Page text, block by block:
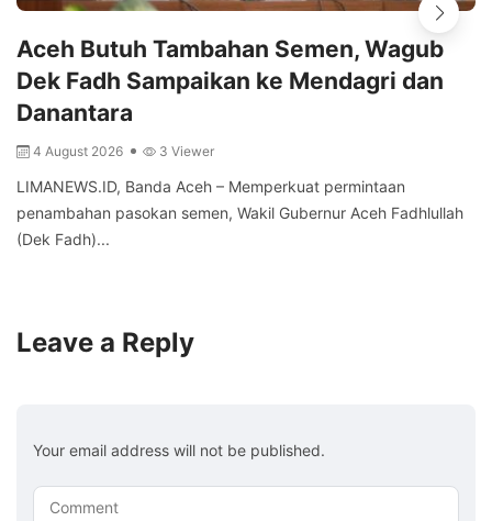
Aceh Butuh Tambahan Semen, Wagub
Dek Fadh Sampaikan ke Mendagri dan
Danantara
4 August 2026 3 Viewer
LIMANEWS.ID, Banda Aceh – Memperkuat permintaan
penambahan pasokan semen, Wakil Gubernur Aceh Fadhlullah
(Dek Fadh)...
Leave a Reply
Your email address will not be published.
Comment